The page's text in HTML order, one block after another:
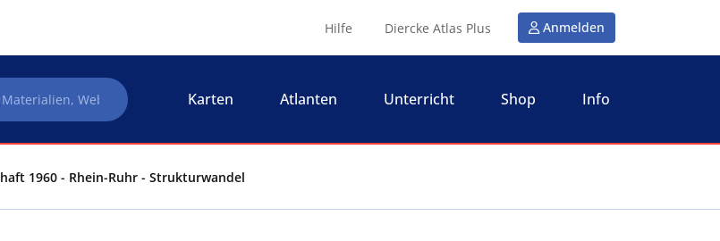
Hilfe Diercke Atlas Plus Anmelden
Karten Atlanten Unterricht Shop Info
1960 - Rhein-Ruhr - Strukturwandel